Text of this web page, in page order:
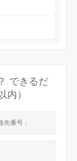
できるだ
内）